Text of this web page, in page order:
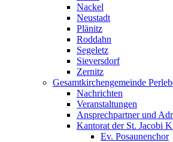
Nackel
Neustadt
Plänitz
Roddahn
Segeletz
Sieversdorf
Zernitz
Gesamtkirchengemeinde
Nachrichten
Veranstaltungen
Ansprechpartner und
Kantorat der St. Jacobi
Ev. Posaunenchor